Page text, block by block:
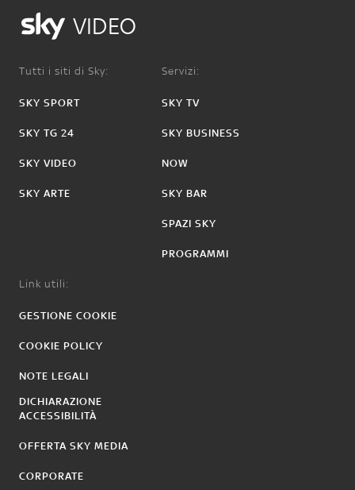
VIDEO
Tutti i siti di Sky:
SKY SPORT
SKY TG 24
SKY VIDEO
SKY ARTE
Servizi:
SKY TV
SKY BUSINESS
NOW
SKY BAR
SPAZI SKY
PROGRAMMI
Link utili:
GESTIONE COOKIE
COOKIE POLICY
NOTE LEGALI
DICHIARAZIONE
ACCESSIBILITÀ
OFFERTA SKY MEDIA
CORPORATE